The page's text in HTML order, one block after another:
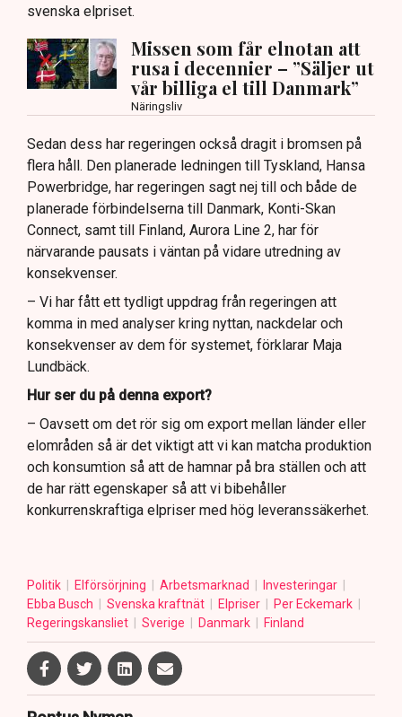
svenska elpriset.
Missen som får elnotan att
rusa i decennier – ”Säljer ut
vår billiga el till Danmark”
Näringsliv
Sedan dess har regeringen också dragit i bromsen på
flera håll. Den planerade ledningen till Tyskland, Hansa
Powerbridge, har regeringen sagt nej till och både de
planerade förbindelserna till Danmark, Konti-Skan
Connect, samt till Finland, Aurora Line 2, har för
närvarande pausats i väntan på vidare utredning av
konsekvenser.
– Vi har fått ett tydligt uppdrag från regeringen att
komma in med analyser kring nyttan, nackdelar och
konsekvenser av dem för systemet, förklarar Maja
Lundbäck.
Hur ser du på denna export?
– Oavsett om det rör sig om export mellan länder eller
elområden så är det viktigt att vi kan matcha produktion
och konsumtion så att de hamnar på bra ställen och att
de har rätt egenskaper så att vi bibehåller
konkurrenskraftiga elpriser med hög leveranssäkerhet.
Politik Elförsörjning Arbetsmarknad
Investeringar
Ebba Busch
Svenska kraftnät Elpriser
Per Eckemark
Regeringskansliet
Sverige Danmark Finland